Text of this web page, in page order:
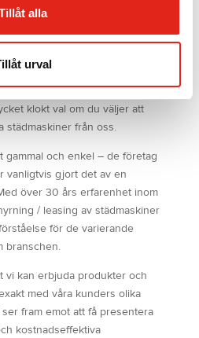
alla
urval
polermaskiner
Allt detta i
erbjuder 5-års
eftermarknadsservice
klokt val om du väljer att
städmaskiner från oss.
gammal och enkel – de företag
vanligtvis gjort det av en
över 30 års erfarenhet inom
/ leasing av städmaskiner
för de varierande
branschen.
vi kan erbjuda produkter och
med våra kunders olika
fram emot att få presentera
kostnadseffektiva